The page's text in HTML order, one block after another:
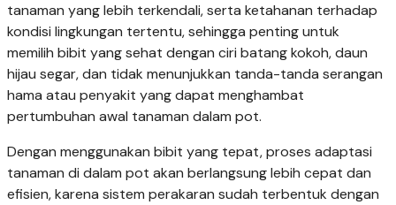
tanaman yang lebih terkendali, serta ketahanan terhadap
kondisi lingkungan tertentu, sehingga penting untuk
memilih bibit yang sehat dengan ciri batang kokoh, daun
hijau segar, dan tidak menunjukkan tanda-tanda serangan
hama atau penyakit yang dapat menghambat
pertumbuhan awal tanaman dalam pot.
Dengan menggunakan bibit yang tepat, proses adaptasi
tanaman di dalam pot akan berlangsung lebih cepat dan
efisien, karena sistem perakaran sudah terbentuk dengan